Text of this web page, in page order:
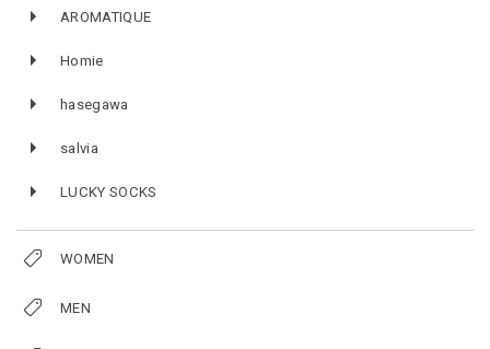
AROMATIQUE
Homie
hasegawa
salvia
LUCKY SOCKS
WOMEN
MEN